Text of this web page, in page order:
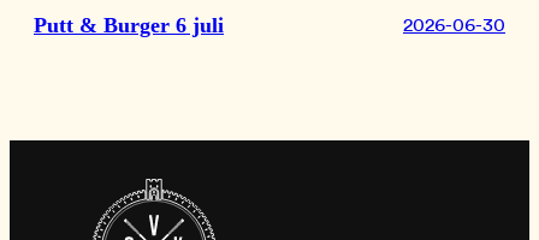
Putt & Burger 6 juli 2026-06-30